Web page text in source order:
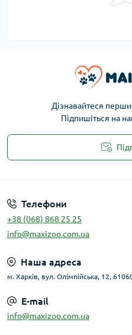
Дізнавайтеся
Підпишіться на
Телефони
+38 (068) 868 25 25
info@maxizoo.com.ua
Наша адреса
м. Харків, вул. Олімпійська, 12,
E-mail
info@maxizoo.com.ua